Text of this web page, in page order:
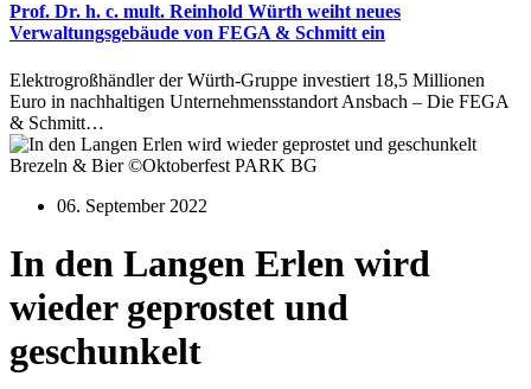
Prof. Dr. h. c. mult. Reinhold Würth weiht neues
Verwaltungsgebäude von FEGA & Schmitt ein
Elektrogroßhändler der Würth-Gruppe investiert 18,5 Millionen
Euro in nachhaltigen Unternehmensstandort Ansbach – Die FEGA
& Schmitt…
Brezeln & Bier ©Oktoberfest PARK BG
06. September 2022
In den Langen Erlen wird
wieder geprostet und
geschunkelt